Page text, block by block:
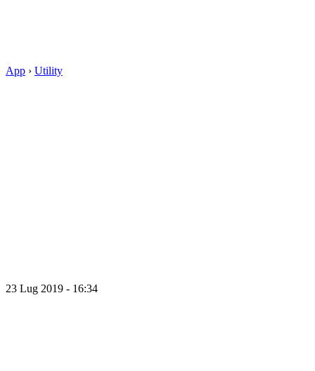
App › Utility
23 Lug 2019 - 16:34